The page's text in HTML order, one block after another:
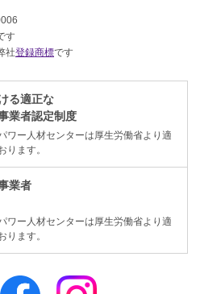
す
社登録商標です
る適正な
業者認定制度
ワー人材センターは厚生労働省より適
ります。
業者
ワー人材センターは厚生労働省より適
ります。